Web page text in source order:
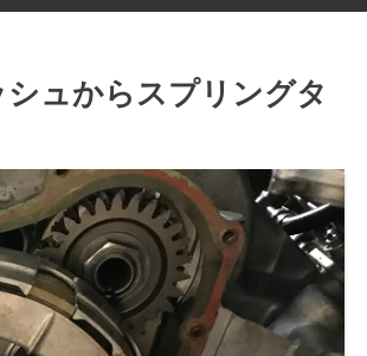
ュからスプリングタ